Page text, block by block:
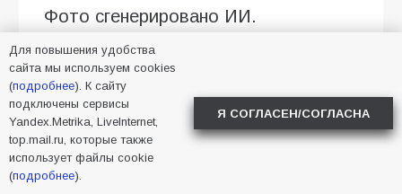
Фото сгенерировано ИИ.
2026,август ,лето,
приметы
Для повышения удобства
сайта мы используем cookies
(подробнее). К сайту
подключены сервисы
Yandex.Metrika, LiveInternet,
top.mail.ru, которые также
использует файлы cookie
(подробнее).
Я СОГЛАСЕН/СОГЛАСНА